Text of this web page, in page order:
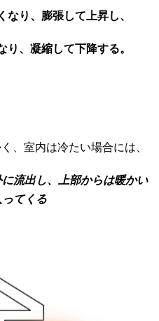
なり、膨張して上昇し、
り、凝縮して下降する。
、室内は冷たい場合には、
流出し、上部からは暖かい
ってくる